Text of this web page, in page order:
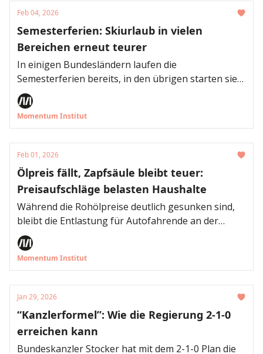
Feb 04, 2026
Semesterferien: Skiurlaub in vielen
Bereichen erneut teurer
In einigen Bundesländern laufen die
Semesterferien bereits, in den übrigen starten sie
kommende Woche. Eine aktuelle Auswertung des
Momentum Instituts zu typischen Kosten rund um
den Skiurlaub zeigt: Viele Ausgaben sind heuer
das bei der Anreise zu sehen. Gleichzeitig sind
Momentum Institut
Feb 01, 2026
Ölpreis fällt, Zapfsäule bleibt teuer:
Preisaufschläge belasten Haushalte
Während die Rohölpreise deutlich gesunken sind,
bleibt die Entlastung für Autofahrende an der
Zapfsäule weitgehend aus. Neue Auswertungen
des Momentum Instituts zeigen: Der entscheidende
Preistreiber sind weiterhin hohe Aufschläge
der viele Haushalte zum Start der Semesterferien
am Samstag auf das Auto angewiesen sind. Die
Bundesregierung hat zwar eine Spritpreis-
Kommission eingesetzt, die am 29. Jänner erstmals
zusammentrat. Doch die aktuellen Zahlen zeigen,
Momentum Institut
Jan 29, 2026
“Kanzlerformel”: Wie die Regierung 2-1-0
erreichen kann
Bundeskanzler Stocker hat mit dem 2-1-0 Plan die